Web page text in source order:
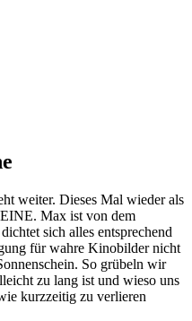
weiter. Dieses Mal wieder als
Max ist von dem
sich alles entsprechend
für wahre Kinobilder nicht
So grübeln wir
zu lang ist und wieso uns
kurzzeitig zu verlieren